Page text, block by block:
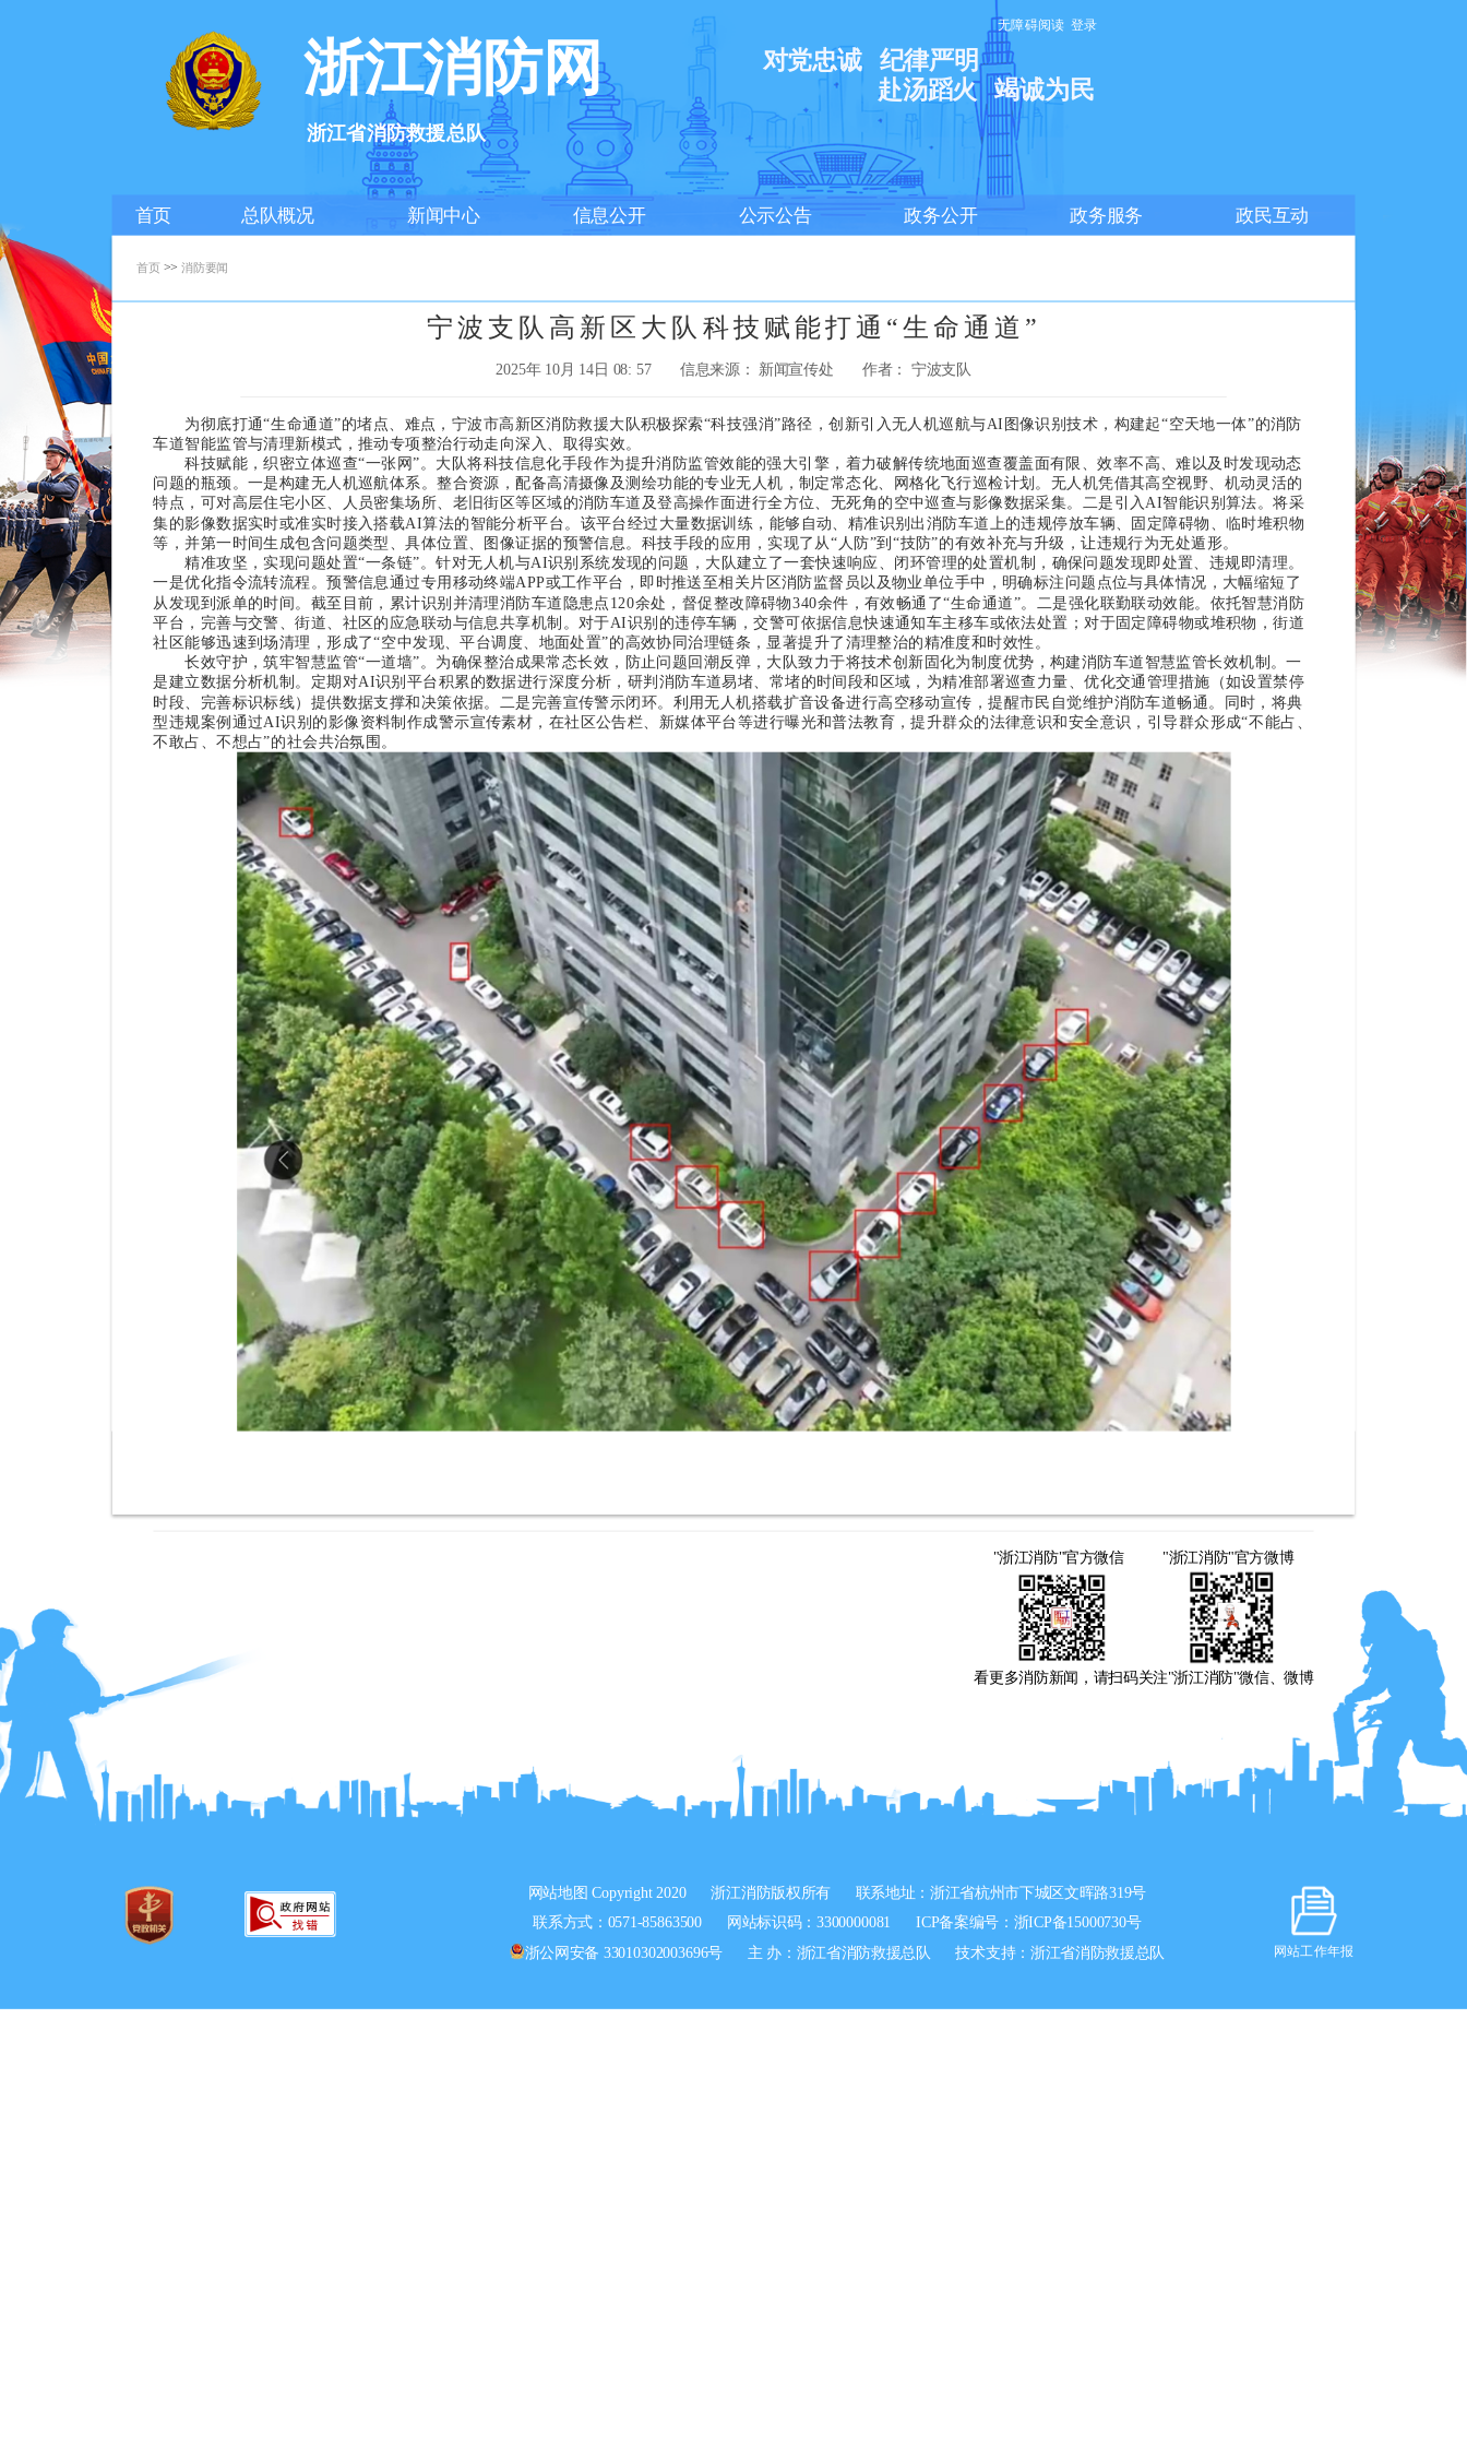
登录
无障碍阅读
浙江消防网
浙江省消防救援总队
对党忠诚
纪律严明
赴汤蹈火
竭诚为民
首页 总队概况 新闻中心 信息公开 公示公告 政务公开 政务服务 政民互动
首页 >>消防要闻
宁波支队高新区大队科技赋能打通“生命通道”
2025年 10月 14日 08: 57 信息来源： 新闻宣传处 作者： 宁波支队
为彻底打通“生命通道”的堵点、难点，宁波市高新区消防救援大队积极探索“科技强消”路径，创新引入无人机巡航与AI图像识别技术，构建起“空天地一体”的消防
车道智能监管与清理新模式，推动专项整治行动走向深入、取得实效。
科技赋能，织密立体巡查“一张网”。 大队将科技信息化手段作为提升消防监管效能的强大引擎，着力破解传统地面巡查覆盖面有限、效率不高、难以及时发现动态
问题的瓶颈。一是构建无人机巡航体系。整合资源，配备高清摄像及测绘功能的专业无人机，制定常态化、网格化飞行巡检计划。无人机凭借其高空视野、机动灵活的
特点，可对高层住宅小区、人员密集场所、老旧街区等区域的消防车道及登高操作面进行全方位、无死角的空中巡查与影像数据采集。 二是引入AI智能识别算法。将采
集的影像数据实时或准实时接入搭载AI算法的智能分析平台。该平台经过大量数据训练，能够自动、精准识别出消防车道上的违规停放车辆、固定障碍物、临时堆积物
等，并第一时间生成包含问题类型、具体位置、图像证据的预警信息。科技手段的应用，实现了从“人防”到“技防”的有效补充与升级，让违规行为无处遁形。
精准攻坚，实现问题处置“一条链”。针对无人机与AI识别系统发现的问题，大队建立了一套快速响应、闭环管理的处置机制，确保问题发现即处置、违规即清理。
一是优化指令流转流程。预警信息通过专用移动终端APP或工作平台，即时推送至相关片区消防监督员以及物业单位手中，明确标注问题点位与具体情况，大幅缩短了
从发现到派单的时间。截至目前，累计识别并清理消防车道隐患点120余处，督促整改障碍物340余件，有效畅通了“生命通道”。
二是强化联勤联动效能。 依托智慧消防
平台，完善与交警、街道、社区的应急联动与信息共享机制。对于AI识别的违停车辆，交警可依据信息快速通知车主移车或依法处置；对于固定障碍物或堆积物，街道
社区能够迅速到场清理，形成了“空中发现、平台调度、地面处置”的高效协同治理链条，显著提升了清理整治的精准度和时效性。
长效守护，筑牢智慧监管“一道墙”。 为确保整治成果常态长效，防止问题回潮反弹，大队致力于将技术创新固化为制度优势，构建消防车道智慧监管长效机制。一
是建立数据分析机制。 定期对AI识别平台积累的数据进行深度分析，研判消防车道易堵、常堵的时间段和区域，为精准部署巡查力量、优化交通管理措施（如设置禁停
时段、完善标识标线）提供数据支撑和决策依据。 二是完善宣传警示闭环。 利用无人机搭载扩音设备进行高空移动宣传，提醒市民自觉维护消防车道畅通。同时，将典
型违规案例通过AI识别的影像资料制作成警示宣传素材，在社区公告栏、新媒体平台等进行曝光和普法教育，提升群众的法律意识和安全意识，引导群众形成“不能占、
不敢占、不想占”的社会共治氛围。
"浙江消防"官方微信 "浙江消防"官方微博
看更多消防新闻，请扫码关注"浙江消防"微信、微博
网站地图 Copyright 2020 浙江消防版权所有 联系地址：浙江省杭州市下城区文晖路319号
联系方式：0571-85863500 网站标识码：3300000081 ICP备案编号： 浙ICP备15000730号
浙公网安备 33010302003696号 主 办：浙江省消防救援总队 技术支持：浙江省消防救援总队 网站工作年报